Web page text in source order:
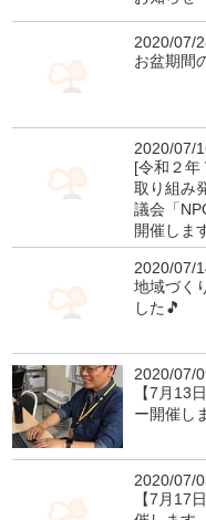
2020/07/
お盆期間
2020/07/
[令和２年
取り組み
議会「
開催しま
2020/07/
地域づく
した🎵
2020/07/
【7月13
ー開催し
2020/07/
【7月17